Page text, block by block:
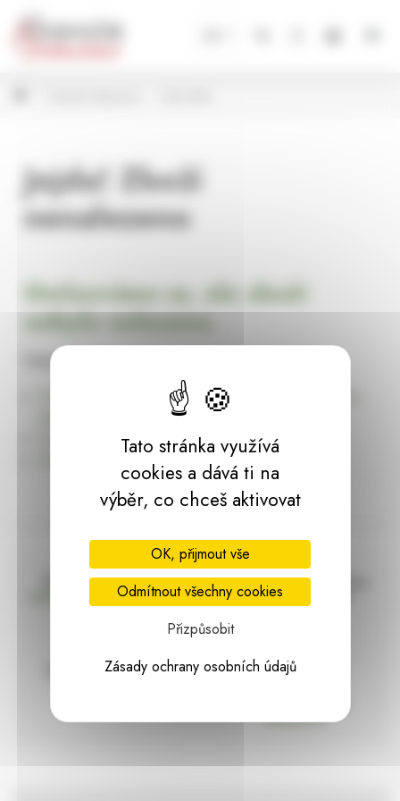
Jejda! Zboží
nenalezeno
Omlouváme se, ale zboží
nebylo nalezeno.
Pokračujte na
Úvodní stránku Dekorace, bytové a zahradní doplňky,
dárky | HARASIM.info
Doprava zdarma
nad 2000 Kč bez DPH
Vše máme skladem
Ihned k odeslání
97% hodnocení Zásilka pod
Panel pro správu cookies
Tato stránka využívá
cookies a dává ti na
výběr, co chceš aktivovat
OK, přijmout vše
Odmítnout všechny cookies
Přizpůsobit
Zásady ochrany osobních údajů